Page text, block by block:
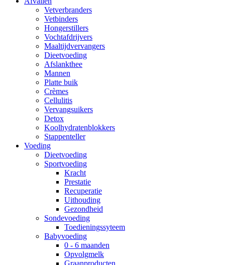
Vetverbranders
Vetbinders
Hongerstillers
Vochtafdrijvers
Maaltijdvervangers
Dieetvoeding
Afslankthee
Mannen
Platte buik
Crèmes
Cellulitis
Vervangsuikers
Detox
Koolhydratenblokkers
Stappenteller
Voeding
Dieetvoeding
Sportvoeding
Kracht
Prestatie
Recuperatie
Uithouding
Gezondheid
Sondevoeding
Toedieningssyteem
Babyvoeding
0 - 6 maanden
Opvolgmelk
Graanproducten